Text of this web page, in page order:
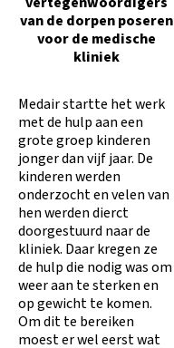
van de dorpen poseren
voor de medische
kliniek
Medair startte het werk
met de hulp aan een
grote groep kinderen
jonger dan vijf jaar. De
kinderen werden
onderzocht en velen van
hen werden dierct
doorgestuurd naar de
kliniek. Daar kregen ze
de hulp die nodig was om
weer aan te sterken en
op gewicht te komen.
Om dit te bereiken
moest er wel eerst wat